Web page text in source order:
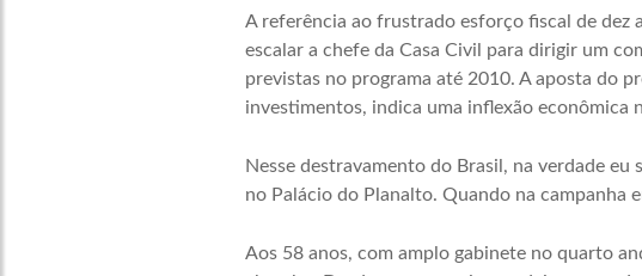
A referência ao frustrado esforço fiscal de dez
escalar a chefe da Casa Civil para dirigir um
previstas no programa até 2010. A aposta do
investimentos, indica uma inflexão econômica
Nesse destravamento do Brasil, na verdade
no Palácio do Planalto. Quando na campanha
Aos 58 anos, com amplo gabinete no quarto